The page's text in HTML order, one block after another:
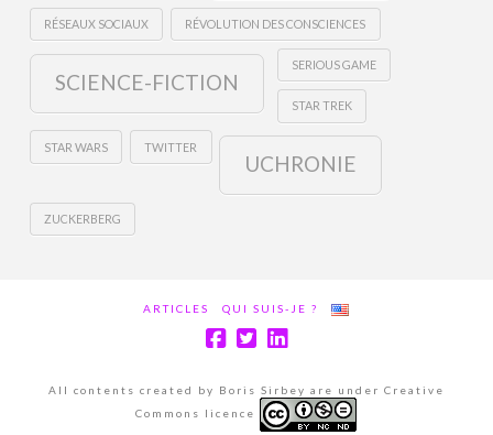
RÉSEAUX SOCIAUX RÉVOLUTION DES CONSCIENCES
SCIENCE-FICTION
SERIOUS GAME
STAR TREK
STAR WARS TWITTER
UCHRONIE
ZUCKERBERG
ARTICLES QUI SUIS-JE ?
All contents created by Boris Sirbey are under Creative
Commons licence